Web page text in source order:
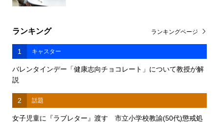
ランキング
1 キャスター
バレンタインデー「健康志向チョコレート」について教授が解
説
2 話題
女子児童に『ラブレター』渡す 市立小学校教諭(50代)懲戒処
ランキングページ